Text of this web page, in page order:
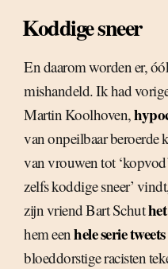
Koddige sneer
En daarom worden er,
mishandeld. Ik had
Martin Koolhoven,
van onpeilbaar beroerde
van vrouwen tot
zelfs koddige sneer’
zijn vriend Bart Schut
hem eenhele serie tweets
bloeddorstige racisten